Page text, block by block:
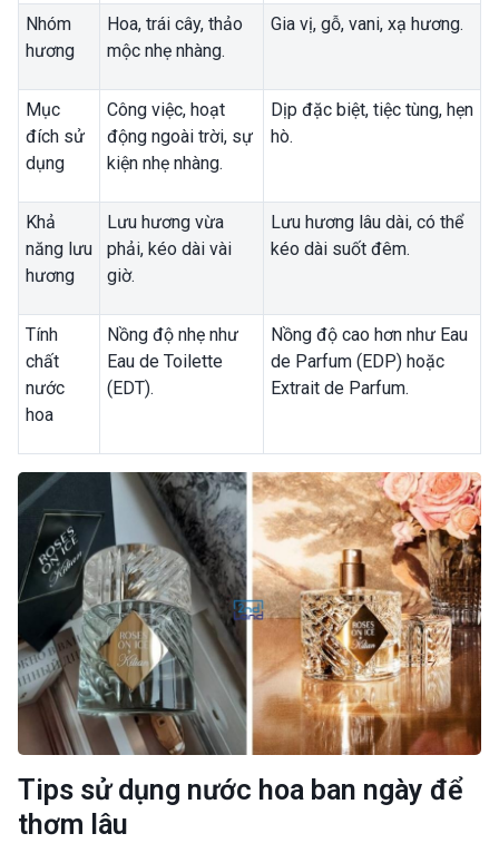
Nhóm
hương
Hoa, trái cây, thảo
mộc nhẹ nhàng.
Gia vị, gỗ, vani, xạ hương.
Mục
đích sử
dụng
Công việc, hoạt
động ngoài trời, sự
kiện nhẹ nhàng.
Dịp đặc biệt, tiệc tùng, hẹn
hò.
Khả
năng lưu
hương
Lưu hương vừa
phải, kéo dài vài
giờ.
Lưu hương lâu dài, có thể
kéo dài suốt đêm.
Tính
chất
nước
hoa
Nồng độ nhẹ như
Eau de Toilette
(EDT).
Nồng độ cao hơn như Eau
de Parfum (EDP) hoặc
Extrait de Parfum.
Tips sử dụng nước hoa ban ngày để
thơm lâu